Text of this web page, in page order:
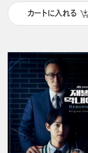
カートに入れる